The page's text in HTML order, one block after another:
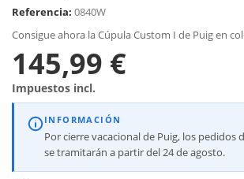
Referencia: 0840W
Consigue ahora la Cúpula Custom I de Puig en
145,99 €
Impuestos incl.
INFORMACIÓN
Por cierre vacacional de Puig, los pedidos
se tramitarán a partir del 24 de agosto.